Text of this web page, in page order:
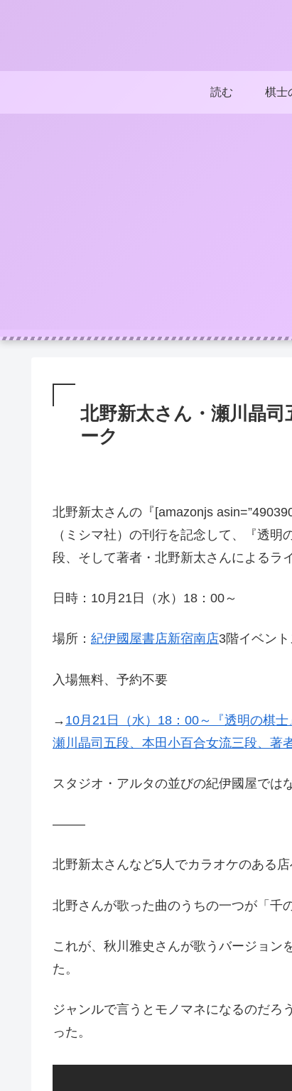
読む 棋士
北野新太さん・瀬川晶
ーク
北野新太さんの『[amazonjs
（ミシマ社）の刊行を記念して、『透
段、そして著者・北野新太さんによるラ
日時：10月21日（水）18：00～
場所： 紀伊國屋書店新宿南店3階イベン
入場無料、予約不要
→ 10月21日（水）18：00～『透明の棋
瀬川晶司五段、本田小百合女流三段、著
スタジオ・アルタの並びの紀伊國屋では
——–
北野新太さんなど5人でカラオケのある店
北野さんが歌った曲のうちの一つが「千
これが、秋川雅史さんが歌うバージョン
た。
ジャンルで言うとモノマネになるのだろ
った。